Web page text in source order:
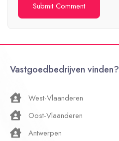
Vastgoedbedrijven vinden?
West-Vlaanderen
Oost-Vlaanderen
Antwerpen